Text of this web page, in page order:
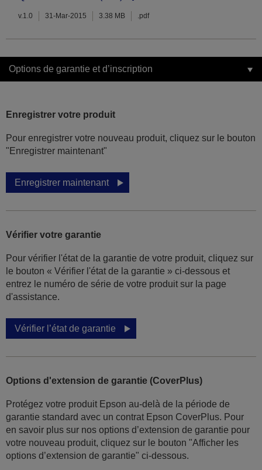
v.1.0 31-Mar-2015 3.38 MB .pdf
Options de garantie et d’inscription
Enregistrer votre produit
Pour enregistrer votre nouveau produit, cliquez sur le bouton
"Enregistrer maintenant"
Enregistrer maintenant
Vérifier votre garantie
Pour vérifier l'état de la garantie de votre produit, cliquez sur
le bouton « Vérifier l'état de la garantie » ci-dessous et
entrez le numéro de série de votre produit sur la page
d'assistance.
Vérifier l’état de garantie
Options d'extension de garantie (CoverPlus)
Protégez votre produit Epson au-delà de la période de
garantie standard avec un contrat Epson CoverPlus. Pour
en savoir plus sur nos options d’extension de garantie pour
votre nouveau produit, cliquez sur le bouton "Afficher les
options d’extension de garantie" ci-dessous.